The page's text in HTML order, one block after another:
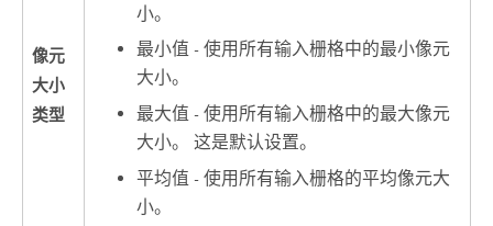
像元
大小
类型
小。
最小值 - 使用所有输入栅格中的最小像元
大小。
最大值 - 使用所有输入栅格中的最大像元
大小。 这是默认设置。
平均值 - 使用所有输入栅格的平均像元大
小。